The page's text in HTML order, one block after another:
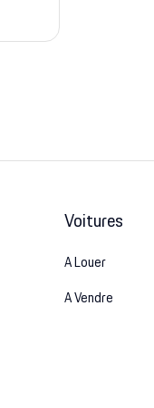
Voitures
A Louer
A Vendre